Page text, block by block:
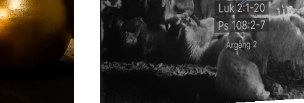
Luk 2:1-20
Ps 108:2-7
Årgång 2